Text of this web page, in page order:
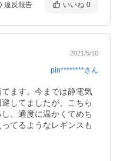
違反報告 いいね 0
2021/5/10
pin********さん
ます。今までは静電気
してましたが、こちら
、適度に温かくてめち
てるようなレギンスも